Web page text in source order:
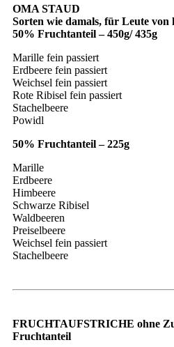
OMA STAUD
Sorten wie damals, für Leute von
50% Fruchtanteil – 450g/ 435g
Marille fein passiert
Erdbeere fein passiert
Weichsel fein passiert
Rote Ribisel fein passiert
Stachelbeere
Powidl
50% Fruchtanteil – 225g
Marille
Erdbeere
Himbeere
Schwarze Ribisel
Waldbeeren
Preiselbeere
Weichsel fein passiert
Stachelbeere
FRUCHTAUFSTRICHE ohne
Fruchtanteil